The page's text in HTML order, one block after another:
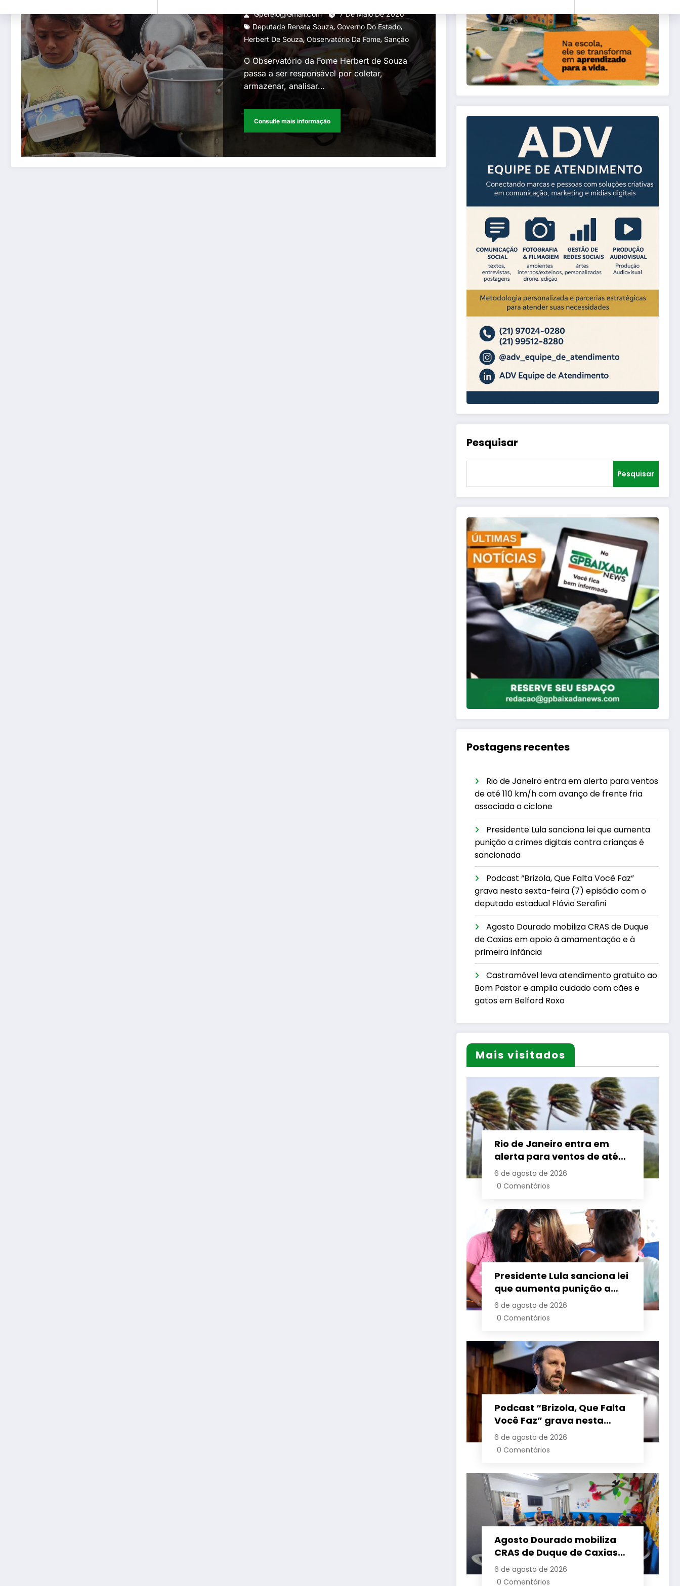
no Estado do Rio
Gperelo@gmail.com
7 De Maio De 2026
Deputada Renata Souza,Governo Do Estado,
Herbert De Souza,Observatório Da Fome, Sanção
O Observatório da Fome Herbert de Souza
passa a ser responsável por coletar,
armazenar, analisar…
Consulte mais informação
Pesquisar
Pesquisar
Postagens recentes
Rio de Janeiro entra em alerta para ventos
de até 110 km/h com avanço de frente fria
associada a ciclone
Presidente Lula sanciona lei que aumenta
punição a crimes digitais contra crianças é
sancionada
Podcast “Brizola, Que Falta Você Faz”
grava nesta sexta-feira (7) episódio com o
deputado estadual Flávio Serafini
Agosto Dourado mobiliza CRAS de Duque
de Caxias em apoio à amamentação e à
primeira infância
Castramóvel leva atendimento gratuito ao
Bom Pastor e amplia cuidado com cães e
gatos em Belford Roxo
Mais visitados
Rio de Janeiro entra em
alerta para ventos de até
110 km/h com avanço de
frente fria associada a
6 de agosto de 2026
0 Comentários
Presidente Lula sanciona lei
que aumenta punição a
crimes digitais contra
crianças é sancionada
6 de agosto de 2026
0 Comentários
Podcast “Brizola, Que Falta
Você Faz” grava nesta
sexta-feira (7) episódio
com o deputado estadual
6 de agosto de 2026
0 Comentários
Agosto Dourado mobiliza
CRAS de Duque de Caxias
em apoio à amamentação
e à primeira infância
6 de agosto de 2026
0 Comentários